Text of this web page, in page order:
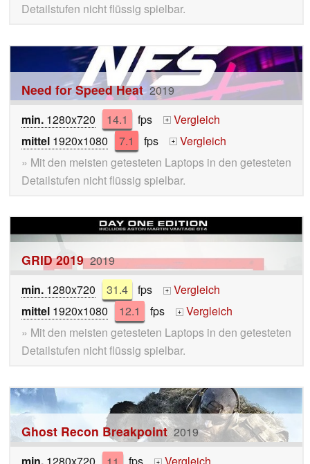
Detailstufen nicht flüssig spielbar.
Need for Speed Heat 2019
min. 1280x720 14.1 fps +
Vergleich
mittel 1920x1080 7.1 fps +
Vergleich
» Mit den meisten getesteten Laptops in den getesteten
Detailstufen nicht flüssig spielbar.
GRID 2019 2019
min. 1280x720 31.4 fps +
Vergleich
mittel 1920x1080 12.1 fps +
Vergleich
» Mit den meisten getesteten Laptops in den getesteten
Detailstufen nicht flüssig spielbar.
Ghost Recon Breakpoint 2019
+